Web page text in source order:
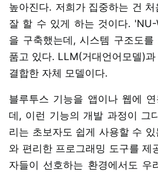
높아진다. 저희가 집중하는 건
잘 할 수 있게 하는 것이다.
을 구축했는데, 시스템 구조도
품고 있다. LLM(거대언어모델)
결합한 자체 모델이다.
블루투스 기능을 앱이나 웹에
데, 이런 기능의 개발 과정이 그
리는 초보자도 쉽게 사용할 수
와 편리한 프로그래밍 도구를 제
자들이 선호하는 환경에서도 우